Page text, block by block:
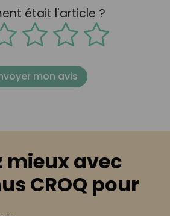
était l'article ?
mon avis
mieux avec
CROQ pour